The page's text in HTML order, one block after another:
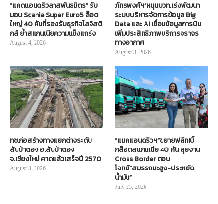
“แคดแอนดริวลาสพันธมิตร” รับ
มอบ Scania Super Euro5 ล็อต
ใหญ่ 40 คันที่รองรับธุรกิจโลจิสติ
กส์ ย้ำสแกนเนียความแข็งแกร่ง
August 4, 2026
ภัทรพงศ์ฯ”หนุนบวท.เร่งพัฒนา
ระบบบริหารจัดการข้อมูล Big
Data และ AI เชื่อมข้อมูลการบิน
เพิ่มประสิทธิภาพบริการจราจร
ทางอากาศ
August 3, 2026
ทช.ก่อสร้างทางแยกต่างระดับ
สันป่าตอง อ.สันป่าตอง
จ.เชียงใหม่ คาดแล้วเสร็จปี 2570
August 3, 2026
“แมคแอนดริวฯ”ขยายฟลีท!บิ๊
กล็อตสแกนเนีย 40 คัน ลุยงาน
Cross Border ตอบ
โจทย์“สมรรถนะสูง-ประหยัด
น้ำมัน”
July 25, 2026